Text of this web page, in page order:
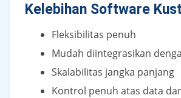
Kelebihan Software
Fleksibilitas penuh
Mudah diintegrasikan
Skalabilitas jangka panjang
Kontrol penuh atas data